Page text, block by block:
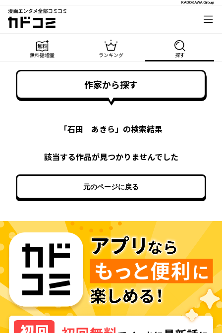
漫画エンタメ全部コミコミ
カドコミ
無料話増量 ランキング 探す
作家から探す
「石田 あきら」の検索結果
該当する作品が見つかりませんでした
元のページに戻る